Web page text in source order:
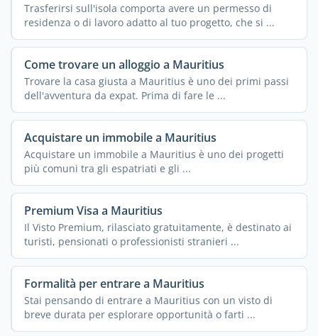
Trasferirsi sull'isola comporta avere un permesso di
residenza o di lavoro adatto al tuo progetto, che si ...
Come trovare un alloggio a Mauritius
Trovare la casa giusta a Mauritius è uno dei primi passi
dell'avventura da expat. Prima di fare le ...
Acquistare un immobile a Mauritius
Acquistare un immobile a Mauritius è uno dei progetti
più comuni tra gli espatriati e gli ...
Premium Visa a Mauritius
Il Visto Premium, rilasciato gratuitamente, è destinato ai
turisti, pensionati o professionisti stranieri ...
Formalità per entrare a Mauritius
Stai pensando di entrare a Mauritius con un visto di
breve durata per esplorare opportunità o farti ...